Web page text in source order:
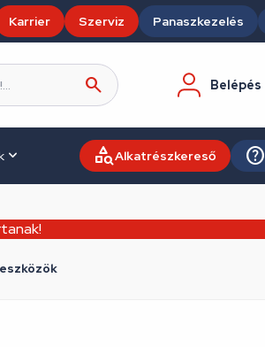
Karrier Szerviz Panaszkezelés
Belépés
Alkatrészkereső